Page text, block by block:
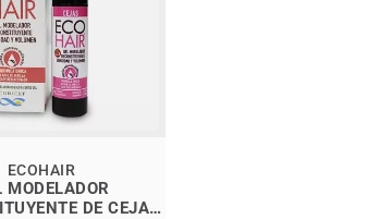
MODELADOR
DE CEJAS
ECOHAIR